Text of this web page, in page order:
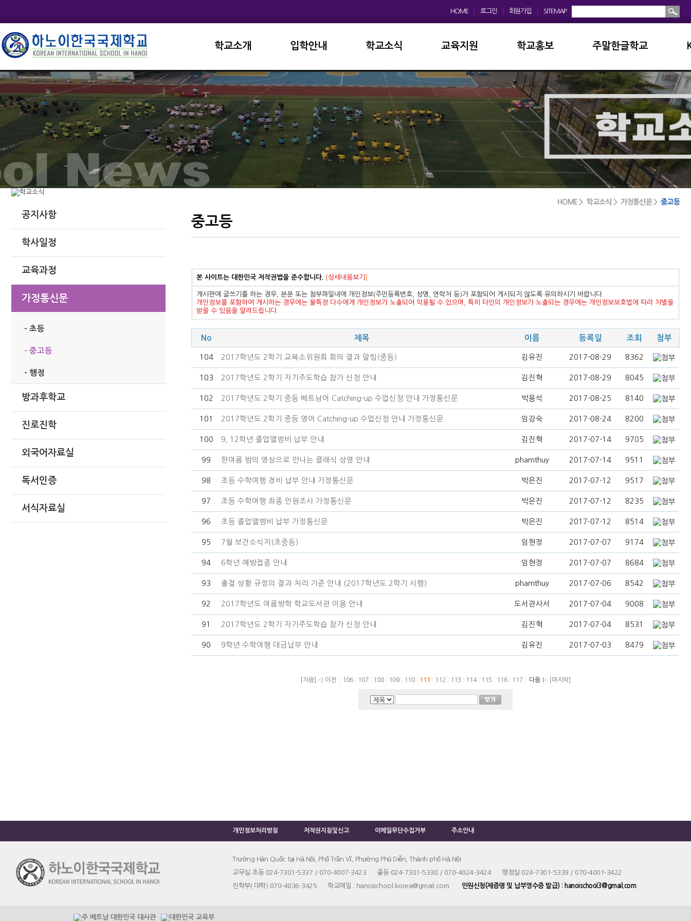
HOME 로그인 회원가입 SITEMAP
학교소개
교직원인사
학교상징
학교연혁
학교교육목표
학교현황
입학안내
중고등학교
학교소식
공지사항
학사일정
교육과정
가정통신문
방과후학교
외국어자료실
교육지원
이사회
학교운영위원회
학부모회
학교발전기금
학교홍보
학교앨범
홍보동영상
보도자료
디지털선도학교
주말한글학교
소개및현황
공지사항
입학안내
학교앨범
서식자료실
공지사항
학사일정
교육과정
가정통신문
- 초등
- 중고등
- 행정
방과후학교
진로진학
외국어자료실
독서인증
서식자료실
HOME > 학교소식 > 가정통신문 >중고등
중고등
본 사이트는 대한민국 저작권법을 준수합니다. [상세내용보기 ]
게시판에 글쓰기를 하는 경우, 본문 또는 첨부파일내에 개인정보(주민등록번호, 성명, 연락처 등)가 포함되어 게시되지 않도록 유의하시기 바랍니다.
개인정보를 포함하여 게시하는 경우에는 불특정 다수에게 개인정보가 노출되어 악용될 수 있으며, 특히 타인의 개인정보가 노출되는 경우에는 개인정보보호법에 따라 처벌을
받을 수 있음을 알려드립니다.
No 제목 이름 등록일 조회 첨부
104 2017학년도 2학기 교복소위원회 회의 결과 알림(중등) 김유진 2017-08-29 8362
103 2017학년도 2학기 자기주도학습 참가 신청 안내 김진혁 2017-08-29 8045
102 2017학년도 2학기 중등 베트남어 Catching-up 수업신청 안내 가정통신문 박용석 2017-08-25 8140
101 2017학년도 2학기 중등 영어 Catching-up 수업신청 안내 가정통신문 임강숙 2017-08-24 8200
100 9, 12학년 졸업앨범비 납부 안내 김진혁 2017-07-14 9705
99 한여름 밤의 영상으로 만나는 클래식 상영 안내 phamthuy 2017-07-14 9511
98 초등 수학여행 경비 납부 안내 가정통신문 박은진 2017-07-12 9517
97 초등 수학여행 최종 인원조사 가정통신문 박은진 2017-07-12 8235
96 초등 졸업앨범비 납부 가정통신문 박은진 2017-07-12 8514
95 7월 보건소식지(초중등) 임현정 2017-07-07 9174
94 6학년 예방접종 안내 임현정 2017-07-07 8684
93 출결 상황 규정의 결과 처리 기준 안내 (2017학년도 2학기 시행) phamthuy 2017-07-06 8542
92 2017학년도 여름방학 학교도서관 이용 안내 도서관사서 2017-07-04 9008
91 2017학년도 2학기 자기주도학습 참가 신청 안내 김진혁 2017-07-04 8531
90 9학년 수학여행 대금납부 안내 김유진 2017-07-03 8479
[처음] ◁ 이전 106 107 108 109 110 111 112 113 114 115 116 117 다음 ▷ [마지막]
개인정보처리방침 저작권지침및신고 이메일무단수집거부 주소안내
Trường Hàn Quốc tại Hà Nội, Phố Trần Vĩ, Phường Phú Diễn, Thành phố Hà Nội
교무실 초등 024-7301-5337 / 070-4007-3423 중등 024-7301-5338 / 070-4024-3424 행정실 024-7301-5339 / 070-4001-3422
진학부( 대학) 070-4036-3425 학교메일 : hanoischool.korea@gmail.com
민원신청(제증명 및 납부영수증 발급) : hanoischool3@gmail.com